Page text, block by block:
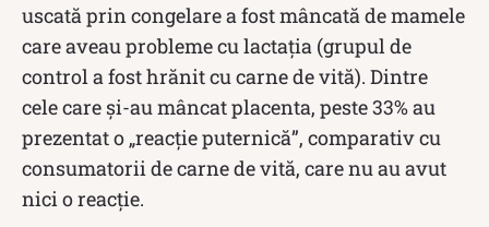
uscată prin congelare a fost mâncată de mamele
care aveau probleme cu lactația (grupul de
control a fost hrănit cu carne de vită). Dintre
cele care și-au mâncat placenta, peste 33% au
prezentat o „reacție puternică”, comparativ cu
consumatorii de carne de vită, care nu au avut
nici o reacție.